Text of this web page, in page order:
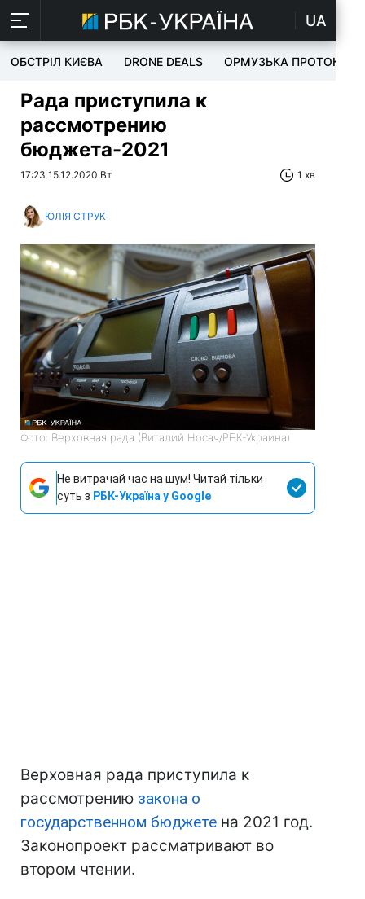
UA
ОБСТРІЛ КИЄВА DRONE DEALS ОРМУЗЬКА ПРОТОКА
Рада приступила к
рассмотрению
бюджета-2021
17:23 15.12.2020 Вт 1 хв
ЮЛІЯ СТРУК
Фото: Верховная рада (Виталий Носач/РБК-Украина)
Не витрачай час на шум! Читай тільки
суть з РБК-Україна у Google
Верховная рада приступила к
рассмотрению закона о
государственном бюджете на 2021 год.
Законопроект рассматривают во
втором чтении.